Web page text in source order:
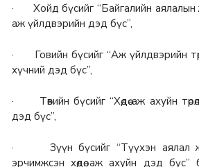
· Хойд бүсийг “Байгалийн аялалын
аж үйлдвэрийн дэд бүс”,
· Говийн бүсийг “Аж үйлдвэрийн
хүчний дэд бүс”,
· Төвийн бүсийг “Хөдөө аж ахуйн
дэд бүс”,
· Зүүн бүсийг “Түүхэн аялал
эрчимжсэн хөдөө аж ахуйн дэд бүс”